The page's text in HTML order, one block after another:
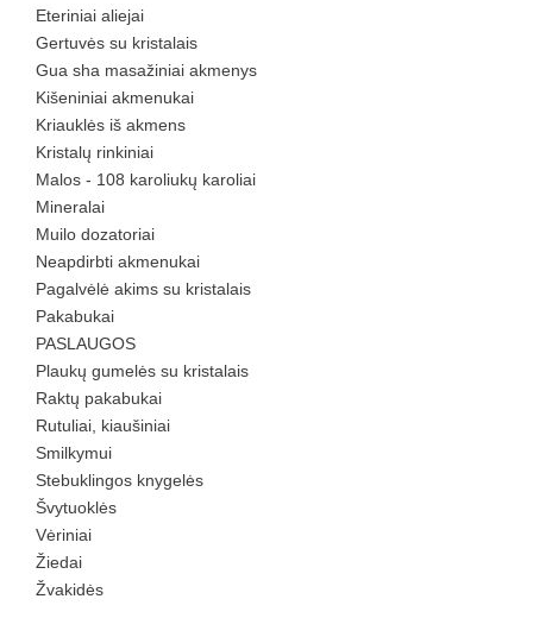
Eteriniai aliejai
Gertuvės su kristalais
Gua sha masažiniai akmenys
Kišeniniai akmenukai
Kriauklės iš akmens
Kristalų rinkiniai
Malos - 108 karoliukų karoliai
Mineralai
Muilo dozatoriai
Neapdirbti akmenukai
Pagalvėlė akims su kristalais
Pakabukai
PASLAUGOS
Plaukų gumelės su kristalais
Raktų pakabukai
Rutuliai, kiaušiniai
Smilkymui
Stebuklingos knygelės
Švytuoklės
Vėriniai
Žiedai
Žvakidės